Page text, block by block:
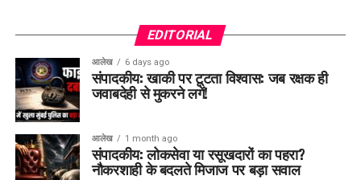
EDITORIAL
आलेख 6 days ago
संपादकीय: खाकी पर टूटता विश्वास: जब रक्षक ही
जवाबदेही से मुकरने लगें!
आलेख 1 month ago
संपादकीय: लोकसेवा या रसूखदारों का पहरा?
नौकरशाही के बदलते मिजाज पर बड़ा सवाल